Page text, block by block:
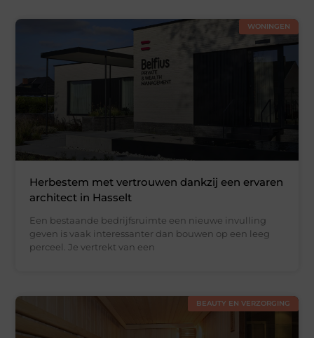
WONINGEN
Herbestem met vertrouwen dankzij een ervaren
architect in Hasselt
Een bestaande bedrijfsruimte een nieuwe invulling
geven is vaak interessanter dan bouwen op een leeg
perceel. Je vertrekt van een
BEAUTY EN VERZORGING